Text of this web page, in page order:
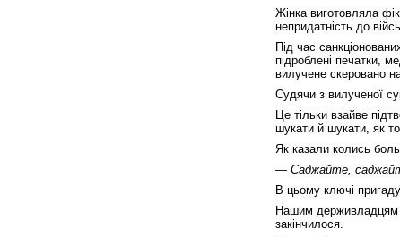
Жінка виготовляла
непридатність до
Під час
підроблені печатки,
вилучене скеровано
Судячи з вилученої
Це тільки взайве
шукати й шукати, як
Як казали колись
— Саджайте,
В цьому ключі
Нашим держивладцям
закінчилося.